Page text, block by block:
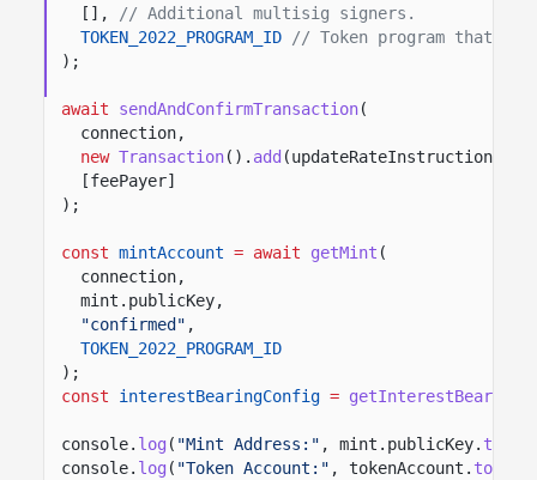
[],
// Additional multisig signers.
TOKEN_2022_PROGRAM_ID
// Token program that
);
await sendAndConfirmTransaction(
connection,
new Transaction(). add (updateRateInstruction),
[feePayer]
);
const mintAccount = await getMint (
connection,
mint.publicKey,
"confirmed" ,
TOKEN_2022_PROGRAM_ID
);
const
interestBearingConfig =
console. log ( "Mint Address:" , mint.publicKey.
console. log ( "Token Account:" , tokenAccount.